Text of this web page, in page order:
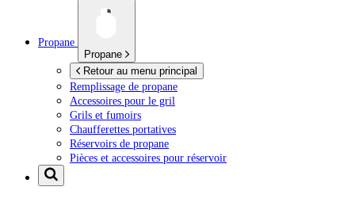
Propane
Propane
Retour au menu principal
Remplissage de propane
Accessoires pour le gril
Grils et fumoirs
Chaufferettes portatives
Réservoirs de propane
Pièces et accessoires pour réservoir